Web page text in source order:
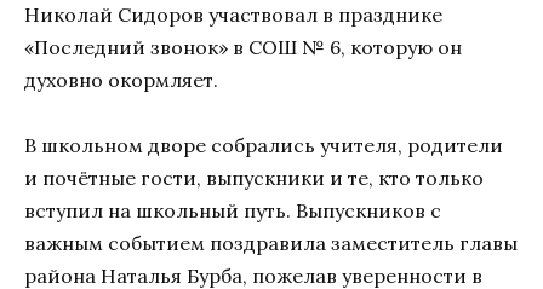
Николай Сидоров участвовал в празднике
«Последний звонок» в СОШ № 6, которую он
духовно окормляет.
В школьном дворе собрались учителя, родители
и почётные гости, выпускники и те, кто только
вступил на школьный путь. Выпускников с
важным событием поздравила заместитель главы
района Наталья Бурба, пожелав уверенности в